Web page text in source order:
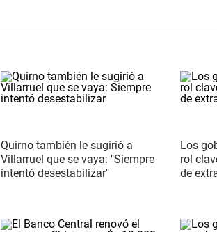
Quirno también le sugirió a
Villarruel que se vaya: "Siempre
intentó desestabilizar"
Los
rol
de